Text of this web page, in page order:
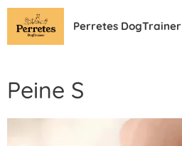
Perretes DogTrainer
Peine S